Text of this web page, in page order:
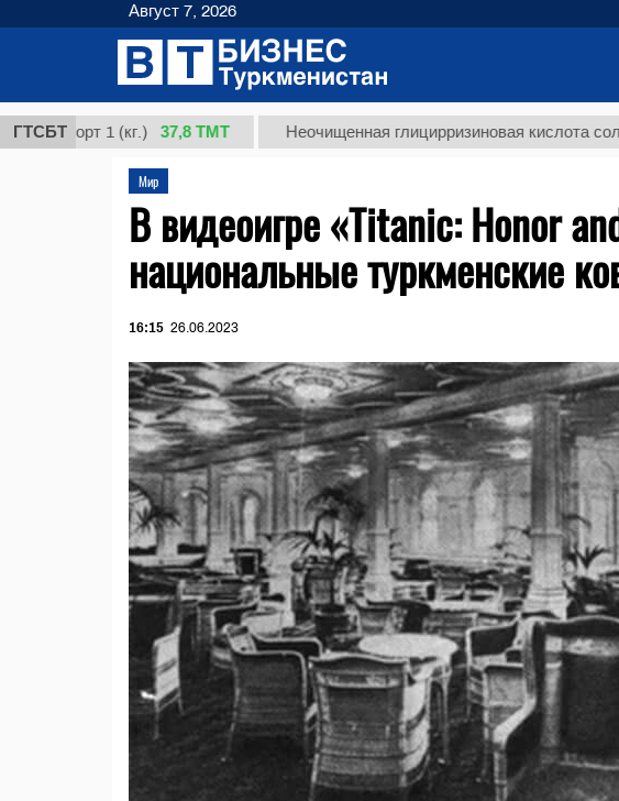
ГТСБТ
1 (кг.) 37,8 ТМТ Неочищенная глицирризиновая кислота
Мир
В видеоигре «Titanic: Honor
национальные туркменские
16:15 26.06.2023
Август 7, 2026